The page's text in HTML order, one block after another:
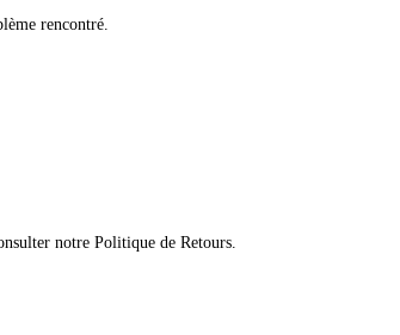
rencontré.
notre Politique de Retours.